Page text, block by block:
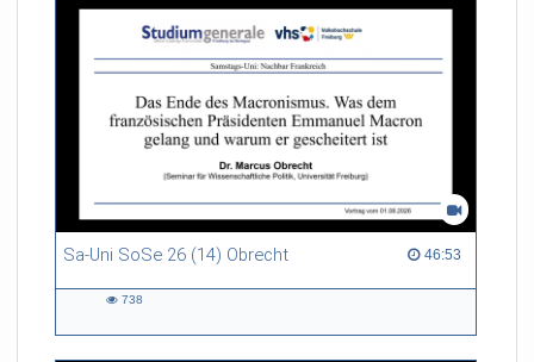
Sa-Uni SoSe 26 (14) Obrecht 46:53
46:53 duration
738